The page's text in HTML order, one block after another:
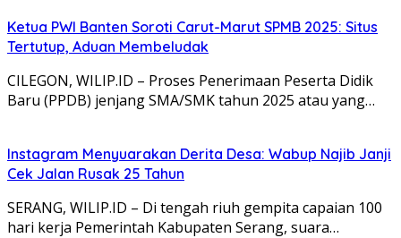
Ketua PWI Banten Soroti Carut-Marut SPMB 2025: Situs
Tertutup, Aduan Membeludak
CILEGON, WILIP.ID – Proses Penerimaan Peserta Didik
Baru (PPDB) jenjang SMA/SMK tahun 2025 atau yang…
Instagram Menyuarakan Derita Desa: Wabup Najib Janji
Cek Jalan Rusak 25 Tahun
SERANG, WILIP.ID – Di tengah riuh gempita capaian 100
hari kerja Pemerintah Kabupaten Serang, suara…